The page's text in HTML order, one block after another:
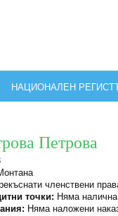
НАЦИОНАЛЕН
Петрова
членствени
точки: Няма
Няма наложени